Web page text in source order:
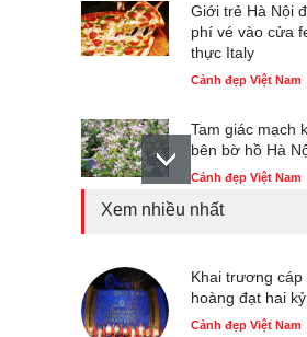
Giới trẻ Hà Nội
phí vé vào cửa
thực Italy
Cảnh đẹp Việt Nam
Tam giác mạch
bên bờ hồ Hà
Cảnh đẹp Việt Nam
Cảnh đẹp Việt Nam
Những món ăn
Xem nhiều nhất
Khai trương cáp
hoàng đạt hai
Cảnh đẹp Việt Nam